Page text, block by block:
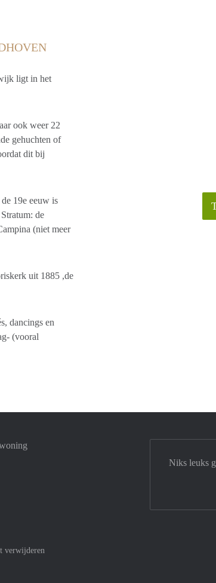
ligt in het
ook weer 22
gehuchten of
dit bij
19e eeuw is
de
(niet meer
uit 1885 ,de
dancings en
(vooral
verwijderen
met Meastro
Niks leuks